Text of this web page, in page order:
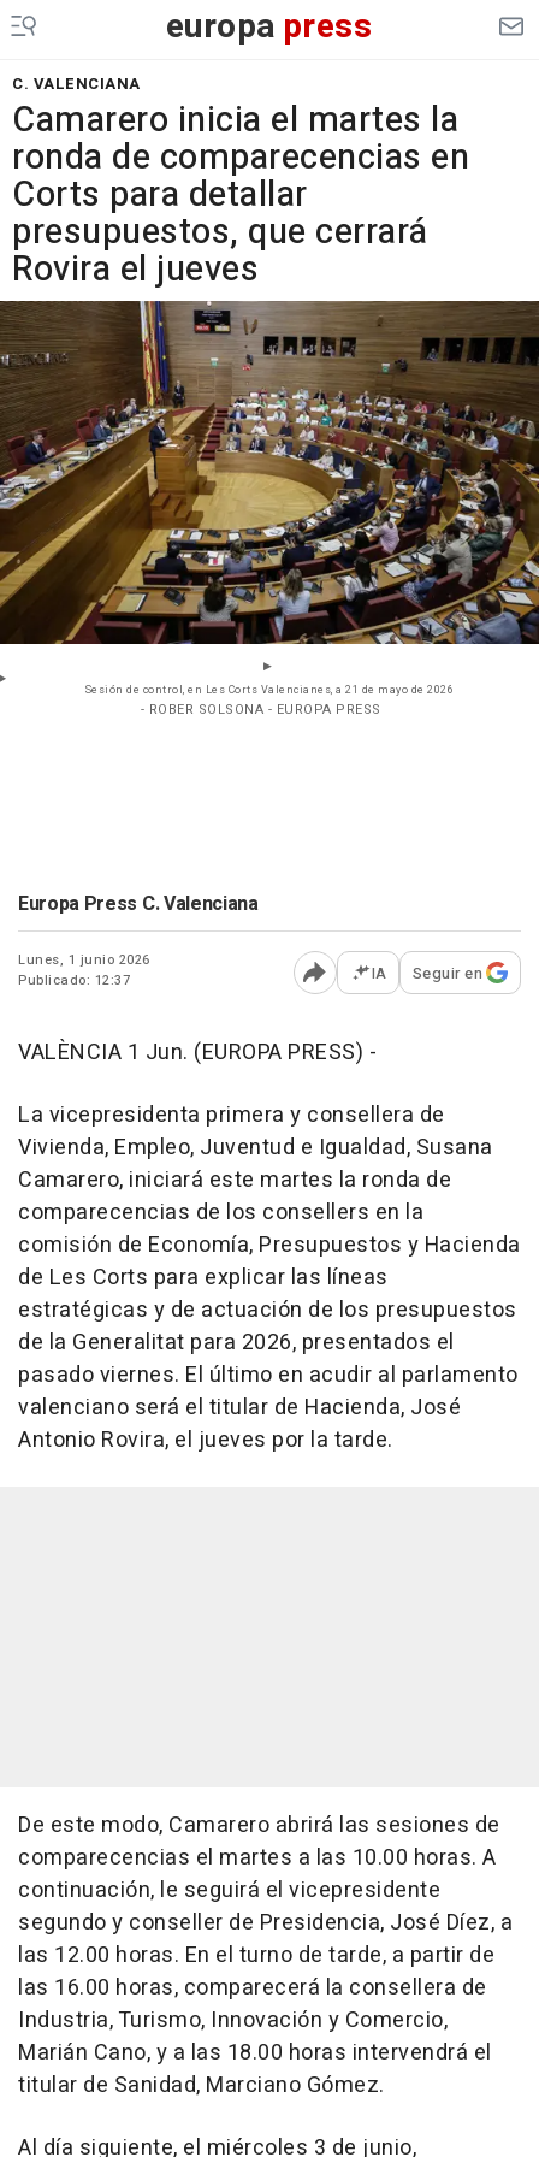
europa press
C. VALENCIANA
Camarero inicia el martes la
ronda de comparecencias en
Corts para detallar
presupuestos, que cerrará
Rovira el jueves
Sesión de control, en Les Corts Valencianes, a 21 de mayo de 2026
- ROBER SOLSONA - EUROPA PRESS
Europa Press C. Valenciana
Lunes, 1 junio 2026
Publicado: 12:37
Abrir opciones para
IA Seguir en
VALÈNCIA 1 Jun. (EUROPA PRESS) -
La vicepresidenta primera y consellera de
Vivienda, Empleo, Juventud e Igualdad, Susana
Camarero, iniciará este martes la ronda de
comparecencias de los consellers en la
comisión de Economía, Presupuestos y Hacienda
de Les Corts para explicar las líneas
estratégicas y de actuación de los presupuestos
de la Generalitat para 2026, presentados el
pasado viernes. El último en acudir al parlamento
valenciano será el titular de Hacienda, José
Antonio Rovira, el jueves por la tarde.
De este modo, Camarero abrirá las sesiones de
comparecencias el martes a las 10.00 horas. A
continuación, le seguirá el vicepresidente
segundo y conseller de Presidencia, José Díez, a
las 12.00 horas. En el turno de tarde, a partir de
las 16.00 horas, comparecerá la consellera de
Industria, Turismo, Innovación y Comercio,
Marián Cano, y a las 18.00 horas intervendrá el
titular de Sanidad, Marciano Gómez.
Al día siguiente, el miércoles 3 de junio,